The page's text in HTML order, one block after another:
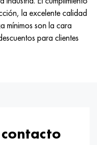
la excelente calidad
mínimos son la cara
para clientes